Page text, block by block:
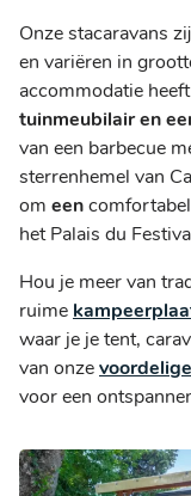
Onze stacaravans
en variëren in
accommodatie
tuinmeubilair en
van een barbecue
sterrenhemel van
om een
het Palais du
Hou je meer van
ruime
waar je je tent,
van onze
voor een